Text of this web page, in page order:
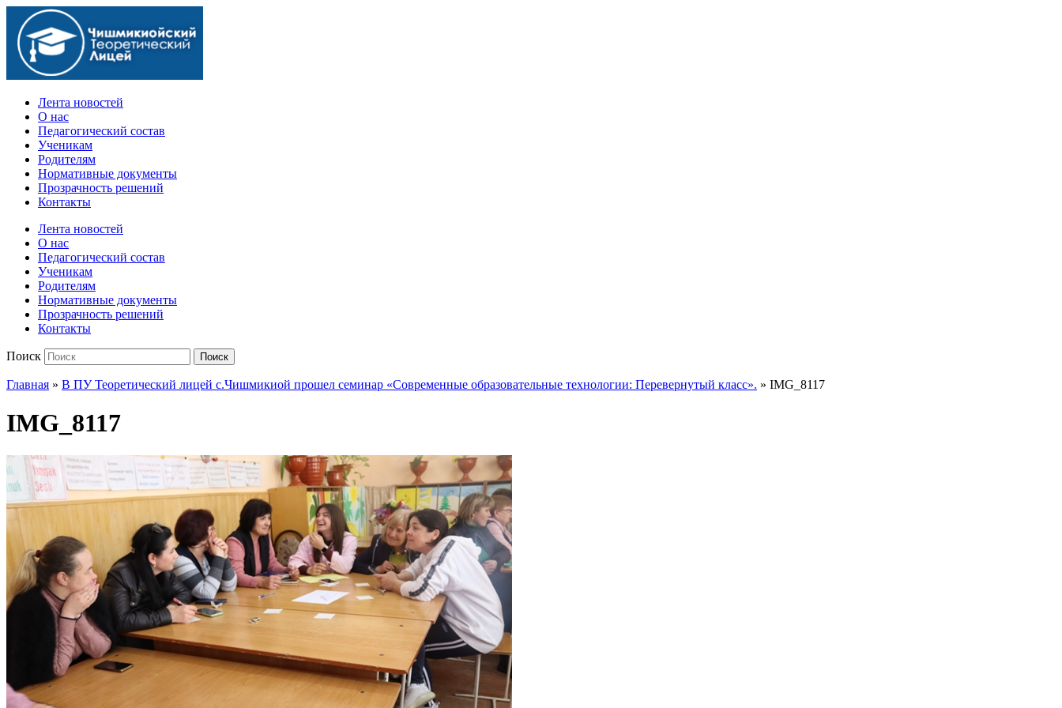
Официальный сайт учебного заведения
Лента новостей
О нас
Педагогический состав
Ученикам
Родителям
Нормативные документы
Прозрачность решений
Контакты
Лента новостей
О нас
Педагогический состав
Ученикам
Родителям
Нормативные документы
Прозрачность решений
Контакты
Поиск Поиск
Главная » В ПУ Теоретический лицей с.Чишмикиой прошел семинар «Современные образовательные технологии: Перевернутый класс». » IMG_8117
IMG_8117